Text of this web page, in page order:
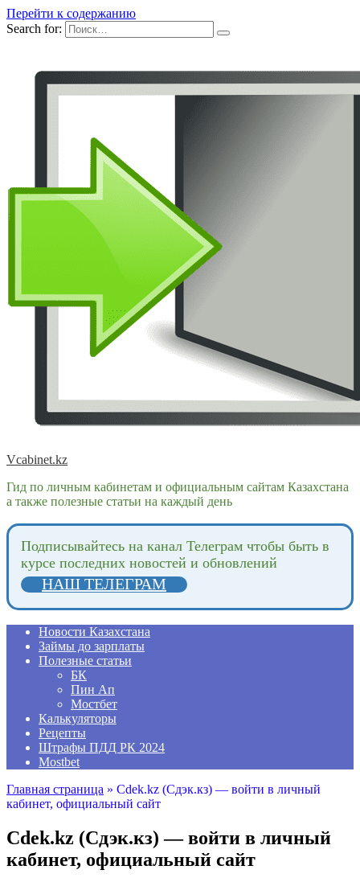
Перейти к содержанию
Search for:
Vcabinet.kz
Гид по личным кабинетам и официальным сайтам Казахстана
а также полезные статьи на каждый день
Подпиcывайтесь на канал Телеграм чтобы быть в
курсе последних новостей и обновлений
НАШ ТЕЛЕГРАМ
Новости Казахстана
Займы до зарплаты
Полезные статьи
БК
Пин Ап
Мостбет
Калькуляторы
Рецепты
Штрафы ПДД РК 2024
Mostbet
Главная страница » Cdek.kz (Сдэк.кз) — войти в личный
кабинет, официальный сайт
Cdek.kz (Сдэк.кз) — войти в личный
кабинет, официальный сайт